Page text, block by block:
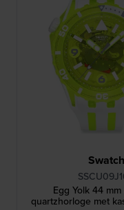
Swatch
Egg Yolk 44
quartzhorloge met